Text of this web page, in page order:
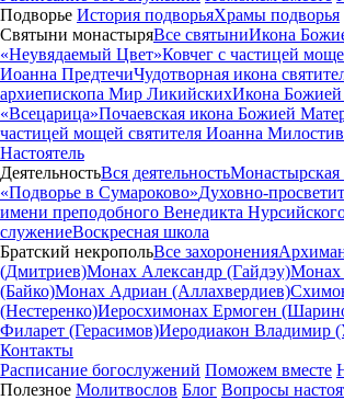
Подворье История подворьяХрамы подворья
Святыни монастыряВсе святыниИкона
«Неувядаемый Цвет»Ковчег с частицей
Иоанна ПредтечиЧудотворная икона
архиепископа Мир ЛикийскихИкона
«Всецарица»Почаевская икона Божией
частицей мощей святителя Иоанна
Настоятель
ДеятельностьВся деятельностьМонастырская
«Подворье в Сумароково»Духовно-
имени преподобного Венедикта
служениеВоскресная школа
Братский некропольВсе захоронения
(Дмитриев)Монах Александр (Гайдэу)
(Байко)Монах Адриан (Аллахвердиев)
(Нестеренко)Иеросхимонах Ермоген
Филарет (Герасимов)Иеродиакон Владимир
Контакты
Расписание богослужений Поможем вместе
Полезное Молитвослов Блог Вопросы